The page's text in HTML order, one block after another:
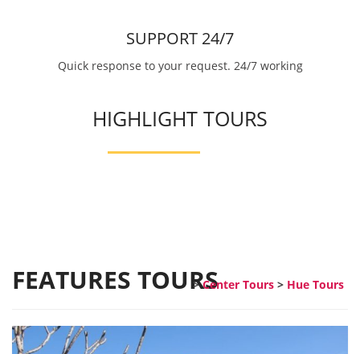
SUPPORT 24/7
Quick response to your request. 24/7 working
HIGHLIGHT TOURS
FEATURES TOURS
>Center Tours > Hue Tours